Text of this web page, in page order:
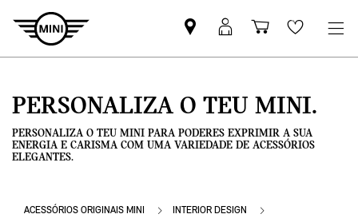
Pesquisar
parceiro
Iniciar
sessão
Carrinho
de
Wishlist
PERSONALIZA O TEU MINI.
PERSONALIZA O TEU MINI PARA PODERES EXPRIMIR A SUA
ENERGIA E CARISMA COM UMA VARIEDADE DE ACESSÓRIOS
ELEGANTES.
ACESSÓRIOS ORIGINAIS MINI
INTERIOR DESIGN